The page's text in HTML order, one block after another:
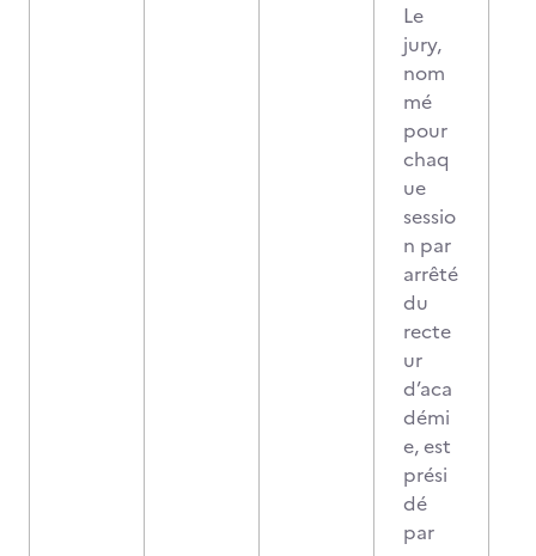
Le
jury,
nom
mé
pour
chaq
ue
sessio
n par
arrêté
du
recte
ur
d’aca
démi
e, est
prési
dé
par